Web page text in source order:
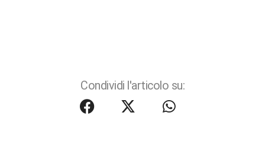
Condividi l'articolo su: